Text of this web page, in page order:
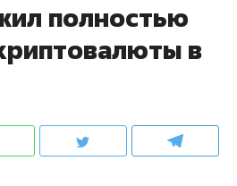
полностью
в